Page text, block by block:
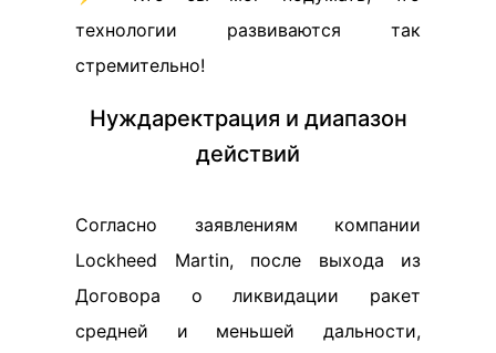
технологии развиваются так
стремительно!
Нуждаректрация и диапазон
действий
Согласно заявлениям компании
Lockheed Martin, после выхода из
Договора о ликвидации ракет
средней и меньшей дальности,